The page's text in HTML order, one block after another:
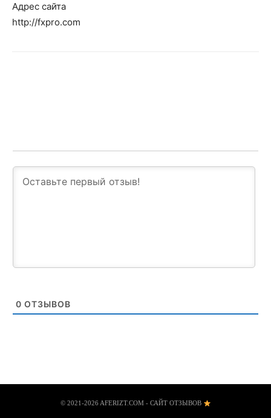
Адрес сайта
http://fxpro.com
0 ОТЗЫВОВ
© 2021-2026 AFERIZT.COM - САЙТ ОТЗЫВОВ